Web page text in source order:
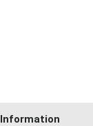
Information